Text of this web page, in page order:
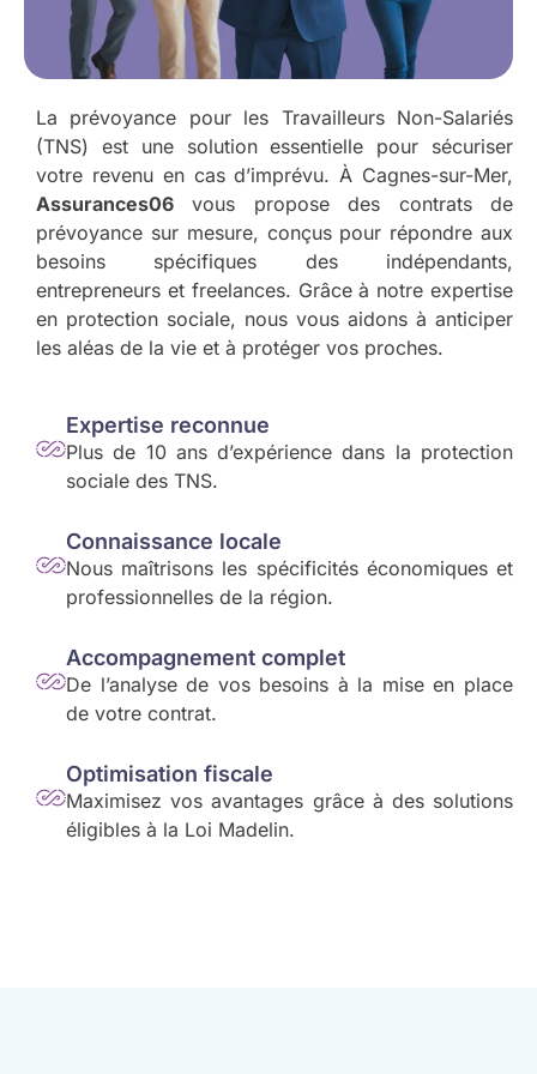
La prévoyance pour les Travailleurs Non-Salariés
(TNS) est une solution essentielle pour sécuriser
votre revenu en cas d’imprévu. À Cagnes-sur-Mer,
Assurances06 vous propose des contrats de
prévoyance sur mesure, conçus pour répondre aux
besoins spécifiques des indépendants,
entrepreneurs et freelances. Grâce à notre expertise
en protection sociale, nous vous aidons à anticiper
les aléas de la vie et à protéger vos proches.
Expertise reconnue
Plus de 10 ans d’expérience dans la protection
sociale des TNS.
Connaissance locale
Nous maîtrisons les spécificités économiques et
professionnelles de la région.
Accompagnement complet
De l’analyse de vos besoins à la mise en place
de votre contrat.
Optimisation fiscale
Maximisez vos avantages grâce à des solutions
éligibles à la Loi Madelin.